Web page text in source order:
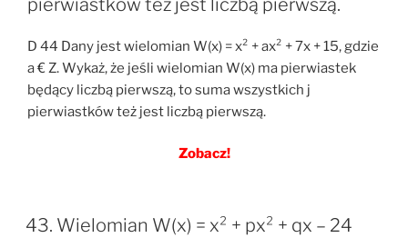
D 44 Dany jest wielomian W(x) = x² + ax² + 7x + 15, gdzie
a € Z. Wykaż, że jeśli wielomian W(x) ma pierwiastek
będący liczbą pierwszą, to suma wszystkich j
pierwiastków też jest liczbą pierwszą.
Zobacz!
43. Wielomian W(x) = x² + px² + qx – 24